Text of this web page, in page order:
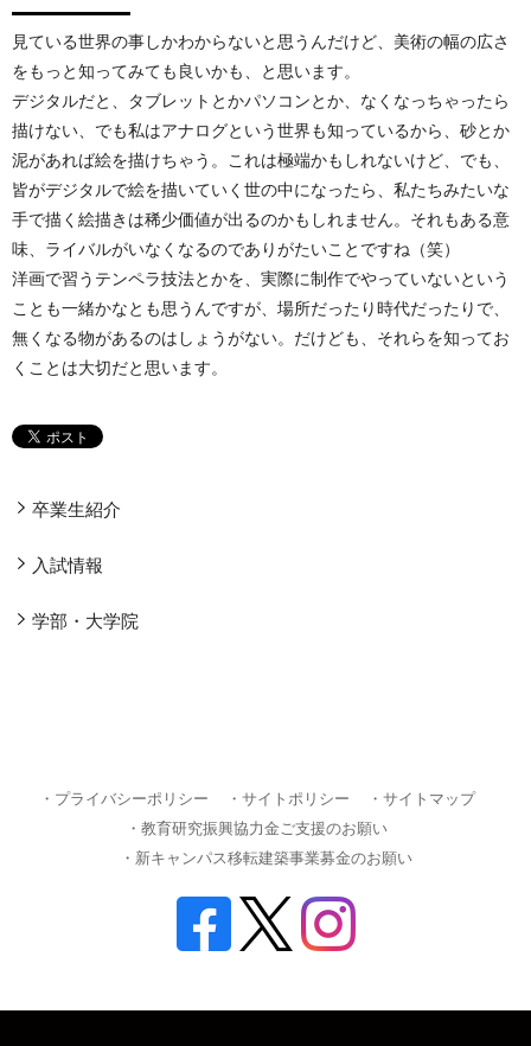
見ている世界の事しかわからないと思うんだけど、美術の幅の広さ
をもっと知ってみても良いかも、と思います。
デジタルだと、タブレットとかパソコンとか、なくなっちゃったら
描けない、でも私はアナログという世界も知っているから、砂とか
泥があれば絵を描けちゃう。これは極端かもしれないけど、でも、
皆がデジタルで絵を描いていく世の中になったら、私たちみたいな
手で描く絵描きは稀少価値が出るのかもしれません。それもある意
味、ライバルがいなくなるのでありがたいことですね（笑）
洋画で習うテンペラ技法とかを、実際に制作でやっていないという
ことも一緒かなとも思うんですが、場所だったり時代だったりで、
無くなる物があるのはしょうがない。だけども、それらを知ってお
くことは大切だと思います。
卒業生紹介
入試情報
学部・大学院
・プライバシーポリシー ・サイトポリシー
・サイトマップ
・教育研究振興協力金ご支援のお願い
・新キャンパス移転建築事業募金のお願い